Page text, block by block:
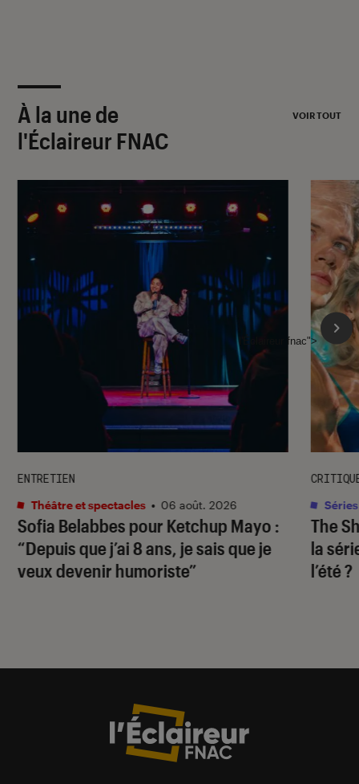
À la une de
l'Éclaireur FNAC
VOIR TOUT
Sofia Belabbes pour Ketchup Mayo :
“Depuis que j’ai 8 ans, je sais que je
veux devenir humoriste”
ENTRETIEN
Théâtre et spectacles • 06 août. 2026
The
la
l’été ?
Séries
l'Éclaireur fnac">